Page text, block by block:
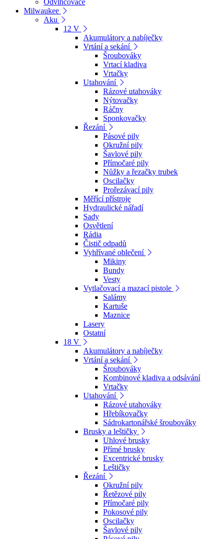
Milwaukee
Aku
12 V
Akumulátory a nabíječky
Vrtání a sekání
Šroubováky
Vrtací kladiva
Vrtačky
Utahování
Rázové utahováky
Nýtovačky
Ráčny
Sponkovačky
Řezání
Pásové pily
Okružní pily
Šavlové pily
Přímočaré pily
Nůžky a řezačky trubek
Oscilačky
Prořezávací pily
Měřící přístroje
Hydraulické nářadí
Sady
Osvětlení
Rádia
Čistič odpadů
Vyhřívané oblečení
Mikiny
Bundy
Vesty
Vytlačovací a mazací pistole
Salámy
Kartuše
Maznice
Lasery
Ostatní
18 V
Akumulátory a nabíječky
Vrtání a sekání
Šroubováky
Kombinové kladiva a odsávání
Vrtačky
Utahování
Rázové utahováky
Hřebíkovačky
Sádrokartonářské šroubováky
Brusky a leštičky
Uhlové brusky
Přímé brusky
Excentrické brusky
Leštičky
Řezání
Okružní pily
Řetězové pily
Přímočaré pily
Pokosové pily
Oscilačky
Šavlové pily